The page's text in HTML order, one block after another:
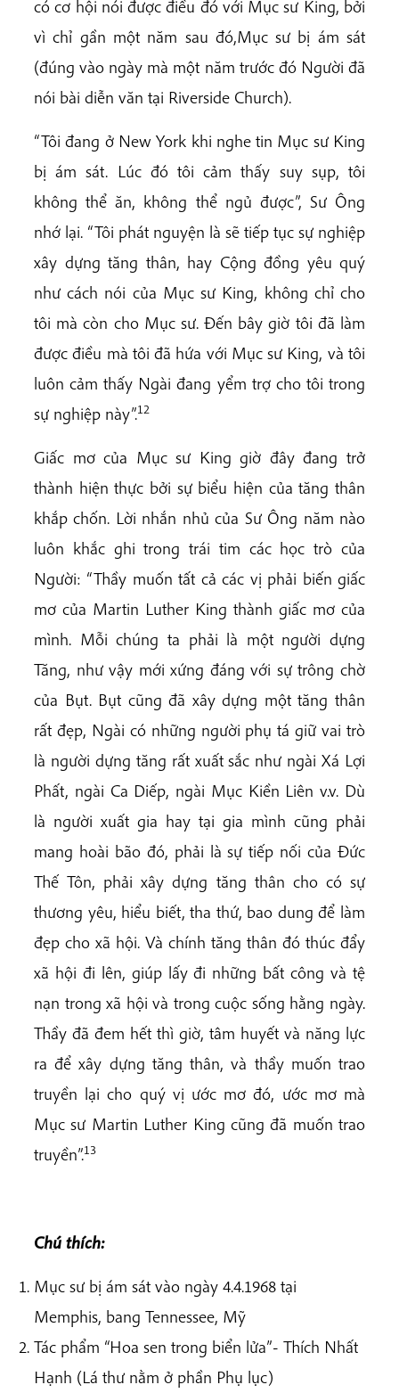
có cơ hội nói được điều đó với Mục sư King, bởi
vì chỉ gần một năm sau đó,Mục sư bị ám sát
(đúng vào ngày mà một năm trước đó Người đã
nói bài diễn văn tại Riverside Church).
“Tôi đang ở New York khi nghe tin Mục sư King
bị ám sát. Lúc đó tôi cảm thấy suy sụp, tôi
không thể ăn, không thể ngủ được”, Sư Ông
nhớ lại. “Tôi phát nguyện là sẽ tiếp tục sự nghiệp
xây dựng tăng thân, hay Cộng đồng yêu quý
như cách nói của Mục sư King, không chỉ cho
tôi mà còn cho Mục sư. Đến bây giờ tôi đã làm
được điều mà tôi đã hứa với Mục sư King, và tôi
luôn cảm thấy Ngài đang yểm trợ cho tôi trong
sự nghiệp này”.12
Giấc mơ của Mục sư King giờ đây đang trở
thành hiện thực bởi sự biểu hiện của tăng thân
khắp chốn. Lời nhắn nhủ của Sư Ông năm nào
luôn khắc ghi trong trái tim các học trò của
Người: “Thầy muốn tất cả các vị phải biến giấc
mơ của Martin Luther King thành giấc mơ của
mình. Mỗi chúng ta phải là một người dựng
Tăng, như vậy mới xứng đáng với sự trông chờ
của Bụt. Bụt cũng đã xây dựng một tăng thân
rất đẹp, Ngài có những người phụ tá giữ vai trò
là người dựng tăng rất xuất sắc như ngài Xá Lợi
Phất, ngài Ca Diếp, ngài Mục Kiền Liên v.v. Dù
là người xuất gia hay tại gia mình cũng phải
mang hoài bão đó, phải là sự tiếp nối của Đức
Thế Tôn, phải xây dựng tăng thân cho có sự
thương yêu, hiểu biết, tha thứ, bao dung để làm
đẹp cho xã hội. Và chính tăng thân đó thúc đẩy
xã hội đi lên, giúp lấy đi những bất công và tệ
nạn trong xã hội và trong cuộc sống hằng ngày.
Thầy đã đem hết thì giờ, tâm huyết và năng lực
ra để xây dựng tăng thân, và thầy muốn trao
truyền lại cho quý vị ước mơ đó, ước mơ mà
Mục sư Martin Luther King cũng đã muốn trao
truyền”.13
Chú thích:
Mục sư bị ám sát vào ngày 4.4.1968 tại
Memphis, bang Tennessee, Mỹ
Tác phẩm “Hoa sen trong biển lửa”- Thích Nhất
Hạnh (Lá thư nằm ở phần Phụ lục)